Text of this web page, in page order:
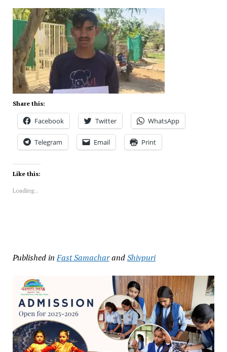
Share this:
Facebook Twitter WhatsApp
Telegram Email Print
Like this:
Loading...
Published in Fast SamacharandShivpuri